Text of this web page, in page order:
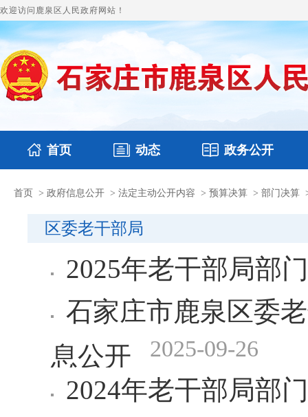
欢迎访问鹿泉区人民政府网站！
首页 动态
国务要闻 鹿泉要闻 图片新闻
政务公开
本区文件 财政预决算
首页 > 政府信息公开 > 法定主动公开内容 > 预算决算 > 部门决算
区委老干部局
2025年老干部局部
石家庄市鹿泉区委
息公开 2025-09-26
2024年老干部局部